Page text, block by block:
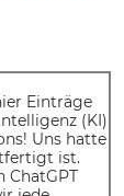
Einträge
(KI)
Uns hatte
ist.
ChatGPT